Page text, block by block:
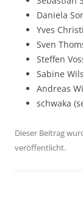
Daniela
Yves
Sven
Steffen
Sabine
Andreas
schwaka
Dieser Beitrag
veröffentlicht.